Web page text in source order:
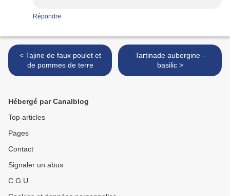
Répondre
< Tajine de faux poulet et
de pommes de terre
Tartinade aubergine -
basilic >
Hébergé par Canalblog
Top articles
Pages
Contact
Signaler un abus
C.G.U.